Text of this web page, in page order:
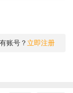
账号？ 立即注册